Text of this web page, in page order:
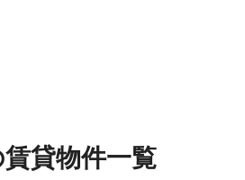
賃貸物件一覧